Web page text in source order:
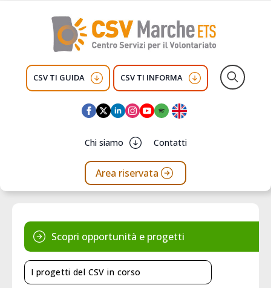
CSV TI GUIDA CSV TI INFORMA
Chi siamo Contatti
Area riservata
Scopri opportunità e progetti
I progetti del CSV in corso